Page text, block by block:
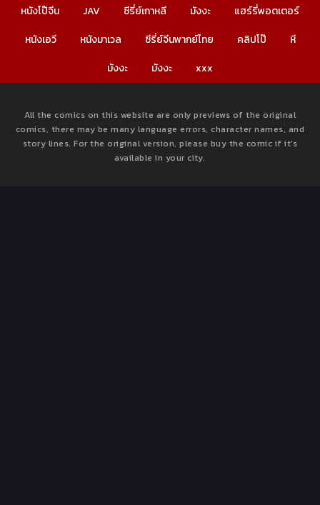
หนังโป๊จีน JAV ซีรี่ย์เกาหลี มังงะ
แฮร์รี่พอตเตอร์
หนังเอวี
หนังมาเวล ซีรี่ย์จีนพากย์ไทย คลิปโป๊
หี
มังงะ
มังงะ xxx
All the comics on this website are only previews of the original
comics, there may be many language errors, character names, and
story lines. For the original version, please buy the comic if it's
available in your city.